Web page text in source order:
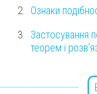
Ознаки
Застосування
теорем і